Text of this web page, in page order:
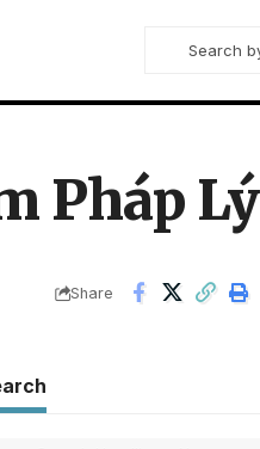
Pháp Lý
Share